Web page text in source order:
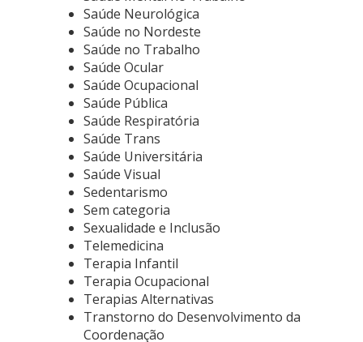
Saúde Neurológica
Saúde no Nordeste
Saúde no Trabalho
Saúde Ocular
Saúde Ocupacional
Saúde Pública
Saúde Respiratória
Saúde Trans
Saúde Universitária
Saúde Visual
Sedentarismo
Sem categoria
Sexualidade e Inclusão
Telemedicina
Terapia Infantil
Terapia Ocupacional
Terapias Alternativas
Transtorno do Desenvolvimento da
Coordenação